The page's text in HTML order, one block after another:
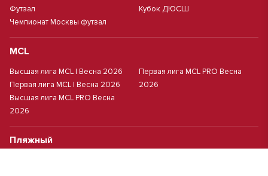
Футзал
Чемпионат Москвы футзал
Кубок ДЮСШ
MCL
Высшая лига MCL | Весна 2026
Первая лига MCL | Весна 2026
Высшая лига MCL PRO Весна
2026
Первая лига MCL PRO Весна
2026
Пляжный